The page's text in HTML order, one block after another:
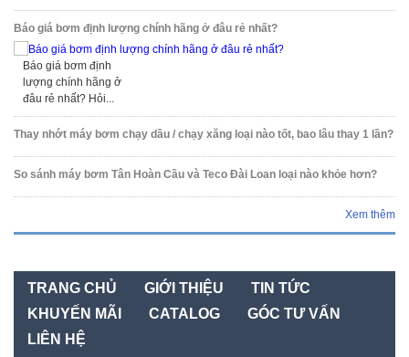
Báo giá bơm định lượng chính hãng ở đâu rẻ nhất?
Báo giá bơm định
lượng chính hãng ở
đâu rẻ nhất? Hỏi...
Thay nhớt máy bơm chạy dầu / chạy xăng loại nào tốt, bao lâu thay 1 lần?
So sánh máy bơm Tân Hoàn Cầu và Teco Đài Loan loại nào khỏe hơn?
Xem thêm
TRANG CHỦ GIỚI THIỆU
TIN TỨC
KHUYẾN MÃI
CATALOG
GÓC TƯ VẤN
LIÊN HỆ